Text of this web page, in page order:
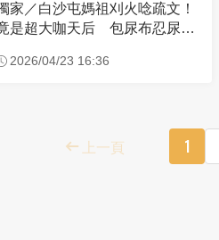
家／白沙屯媽祖刈火唸疏文！
是超大咖天后 包尿布忍尿5
2026/04/23 16:36
上一頁 1